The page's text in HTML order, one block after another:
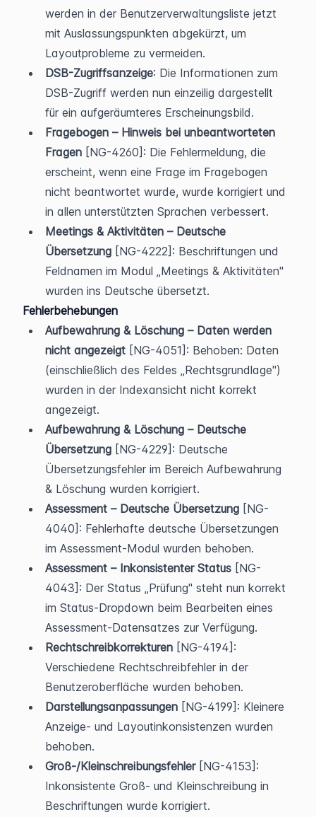
werden in der Benutzerverwaltungsliste jetzt
mit Auslassungspunkten abgekürzt, um
Layoutprobleme zu vermeiden.
DSB-Zugriffsanzeige: Die Informationen zum
DSB-Zugriff werden nun einzeilig dargestellt
für ein aufgeräumteres Erscheinungsbild.
Fragebogen – Hinweis bei unbeantworteten
Fragen [NG-4260]: Die Fehlermeldung, die
erscheint, wenn eine Frage im Fragebogen
nicht beantwortet wurde, wurde korrigiert und
in allen unterstützten Sprachen verbessert.
Meetings & Aktivitäten – Deutsche
Übersetzung [NG-4222]: Beschriftungen und
Feldnamen im Modul „Meetings & Aktivitäten"
wurden ins Deutsche übersetzt.
Fehlerbehebungen
Aufbewahrung & Löschung – Daten werden
nicht angezeigt [NG-4051]: Behoben: Daten
(einschließlich des Feldes „Rechtsgrundlage")
wurden in der Indexansicht nicht korrekt
angezeigt.
Aufbewahrung & Löschung – Deutsche
Übersetzung [NG-4229]: Deutsche
Übersetzungsfehler im Bereich Aufbewahrung
& Löschung wurden korrigiert.
Assessment – Deutsche Übersetzung [NG-
4040]: Fehlerhafte deutsche Übersetzungen
im Assessment-Modul wurden behoben.
Assessment – Inkonsistenter Status [NG-
4043]: Der Status „Prüfung" steht nun korrekt
im Status-Dropdown beim Bearbeiten eines
Assessment-Datensatzes zur Verfügung.
Rechtschreibkorrekturen [NG-4194]:
Verschiedene Rechtschreibfehler in der
Benutzeroberfläche wurden behoben.
Darstellungsanpassungen [NG-4199]: Kleinere
Anzeige- und Layoutinkonsistenzen wurden
behoben.
Groß-/Kleinschreibungsfehler [NG-4153]:
Inkonsistente Groß- und Kleinschreibung in
Beschriftungen wurde korrigiert.